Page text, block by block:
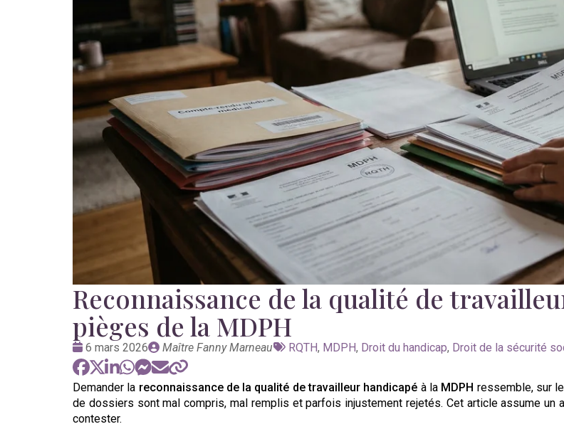
Reconnaissance de la qualité de
pièges de la MDPH
Date
:
6 mars 2026
Publié
par
Maître Fanny Marneau
Tags
RQTH, MDPH, Droit du handicap, Droit de la sécurité
Demander la reconnaissance de la qualité de travailleur handicapé à la MDPH ressemble, sur
de dossiers sont mal compris, mal remplis et parfois injustement rejetés. Cet article assume
contester.